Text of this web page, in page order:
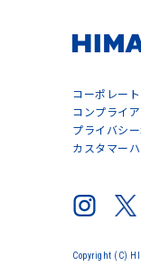
コーポレー
コンプライ
プライバシ
カスタマー
Copyright (C)